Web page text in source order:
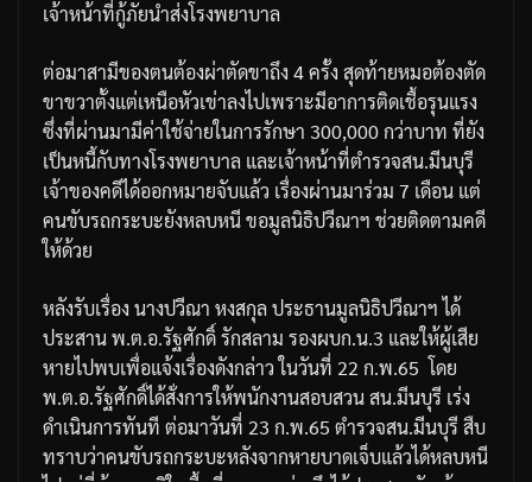
เจ้าหน้าที่กู้ภัยนำส่งโรงพยาบาล
ต่อมาสามีของตนต้องผ่าตัดขาถึง 4ครั้ง สุดท้ายหมอต้องตัด
ขาขวาตั้งแต่เหนือหัวเข่าลงไปเพราะมีอาการติดเชื้อรุนแรง
ซึ่งที่ผ่านมามีค่าใช้จ่ายในการรักษา 300,000กว่าบาท ที่ยัง
เป็นหนี้กับทางโรงพยาบาล และเจ้าหน้าที่ตำรวจสน.มีนบุรี
เจ้าของคดีได้ออกหมายจับแล้ว เรื่องผ่านมาร่วม 7 เดือน แต่
คนขับรถกระบะยังหลบหนีขอมูลนิธิปวีณาฯ ช่วยติดตามคดี
ให้ด้วย
หลังรับเรื่อง นางปวีณา หงสกุล ประธานมูลนิธิปวีณาฯ ได้
ประสานพ.ต.อ.รัฐศักดิ์รักสลาม รองผบก.น.3 และให้ผู้เสีย
หายไปพบเพื่อแจ้งเรื่องดังกล่าว ในวันที่ 22 ก.พ.65 โดย
พ.ต.อ.รัฐศักดิ์ได้สั่งการให้พนักงานสอบสวนสน.มีนบุรี เร่ง
ดำเนินการทันที ต่อมาวันที่ 23 ก.พ.65 ตำรวจสน.มีนบุรี สืบ
ทราบว่าคนขับรถกระบะหลังจากหายบาดเจ็บแล้วได้หลบหนี